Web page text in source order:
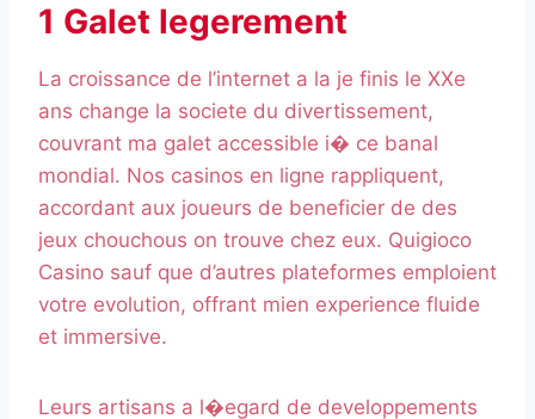
1 Galet legerement
La croissance de l’internet a la je finis le XXe
ans change la societe du divertissement,
couvrant ma galet accessible i� ce banal
mondial. Nos casinos en ligne rappliquent,
accordant aux joueurs de beneficier de des
jeux chouchous on trouve chez eux. Quigioco
Casino sauf que d’autres plateformes emploient
votre evolution, offrant mien experience fluide
et immersive.
Leurs artisans a l�egard de developpements